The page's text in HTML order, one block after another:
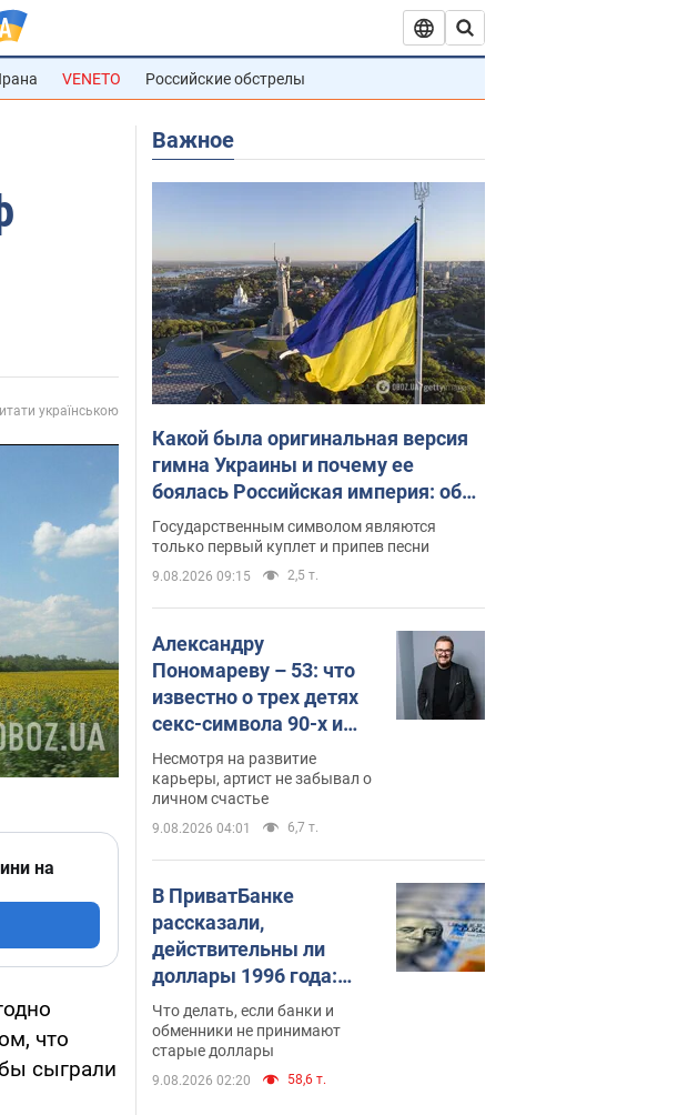
VENETO Российские обстрелы
українською
на
что
сыграли
Важное
Какой была оригинальная версия
гимна Украины и почему ее
боялась Российская империя: об
этом не рассказывают в школе
Государственным символом являются
только первый куплет и припев песни
9.08.2026 09:15 2,5 т.
Александру
Пономареву – 53: что
известно о трех детях
секс-символа 90-х и
как они выглядят
Несмотря на развитие
карьеры, артист не забывал о
личном счастье
9.08.2026 04:01 6,7 т.
В ПриватБанке
рассказали,
действительны ли
доллары 1996 года:
принимают ли
обменники и банки
такие купюры
Что делать, если банки и
обменники не принимают
старые доллары
9.08.2026 02:20 58,6 т.